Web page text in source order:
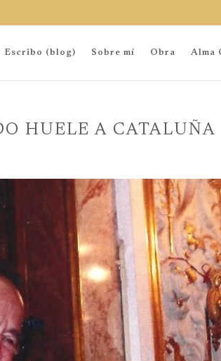
Escribo (blog) Sobre mí Obra Alma
HUELE A CATALUÑA